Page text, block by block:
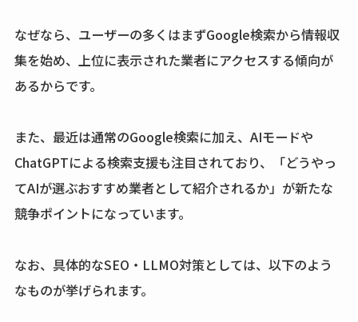
なぜなら、ユーザーの多くはまずGoogle検索から情報収
集を始め、上位に表示された業者にアクセスする傾向が
あるからです。
また、最近は通常のGoogle検索に加え、AIモードや
ChatGPTによる検索支援も注目されており、「どうやっ
てAIが選ぶおすすめ業者として紹介されるか」が新たな
競争ポイントになっています。
なお、具体的なSEO・LLMO対策としては、以下のよう
なものが挙げられます。